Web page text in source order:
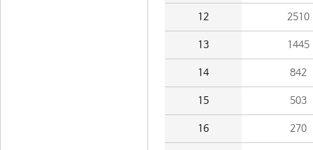
12 2510
13 1445
14 842
15 503
16 270